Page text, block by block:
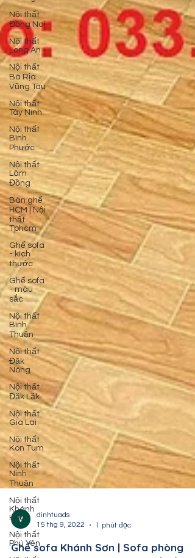
Nội thất
Đồng Nai
Nội thất
Long An
Nội thất
Bà Rịa
Vũng Tàu
Nội thất
Tây Ninh
Nội thất
Bình
Phước
Nội thất
Lâm
Đồng
Bàn ghế
HCM | Nội
thất
Tphcm
Ghế sofa
- kích
thước
Ghế sofa
- màu
sắc
Nội thất
Bình
Thuận
Nội thất
Đăk
Nông
Nội thất
Đăk Lăk
Nội thất
Gia Lai
Nội thất
Kon Tum
Nội thất
Ninh
Thuận
Nội thất
Khánh
Hòa
Nội thất
Phú Yên
dinhtuads
15 thg 9, 2022
1 phút đọc